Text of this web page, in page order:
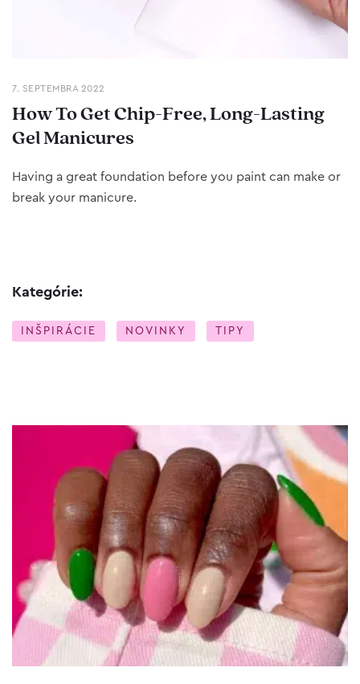
7. SEPTEMBRA 2022
How To Get Chip-Free, Long-Lasting
Gel Manicures
Having a great foundation before you paint can make or
break your manicure.
Kategórie:
INŠPIRÁCIE NOVINKY TIPY